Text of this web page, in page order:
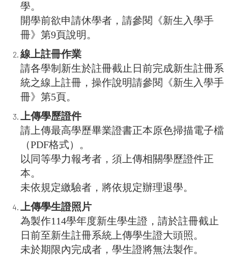
學。
開學前欲申請休學者，請參閱《新生入學手
冊》第9頁說明。
線上註冊作業
請各學制新生於註冊截止日前完成新生註冊系
統之線上註冊，操作說明請參閱《新生入學手
冊》第5頁。
上傳學歷證件
請上傳最高學歷畢業證書正本原色掃描電子檔
（PDF格式）。
以同等學力報考者，須上傳相關學歷證件正
本。
未依規定繳驗者，將依規定辦理退學。
上傳學生證照片
為製作114學年度新生學生證，請於註冊截止
日前至新生註冊系統上傳學生證大頭照。
未於期限內完成者，學生證將無法製作。